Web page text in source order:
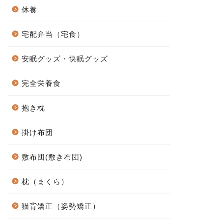
休養
宅配弁当（宅食）
安眠グッズ・快眠グッズ
完全栄養食
抱き枕
掛け布団
敷布団(敷き布団)
枕（まくら）
猫背矯正（姿勢矯正）